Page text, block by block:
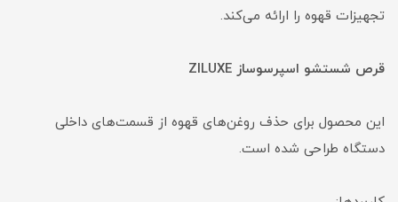
تجهیزات قهوه را ارائه می‌کند.
قرص شستشو اسپرسوساز ZILUXE
این محصول برای حذف روغن‌های قهوه از قسمت‌های داخلی
دستگاه طراحی شده است.